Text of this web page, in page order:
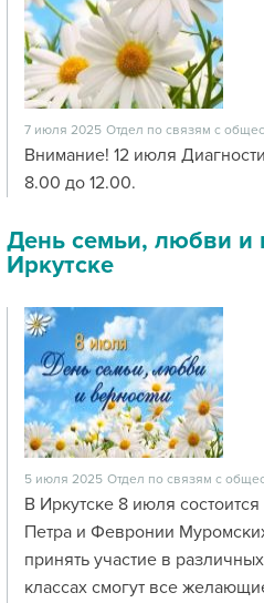
7 июля 2025 Отдел по связям с
Внимание! 12 июля
8.00 до 12.00.
День семьи, любви и
Иркутске
5 июля 2025 Отдел по связям с
В Иркутске 8 июля
Петра и Февронии
принять участие в
классах смогут все